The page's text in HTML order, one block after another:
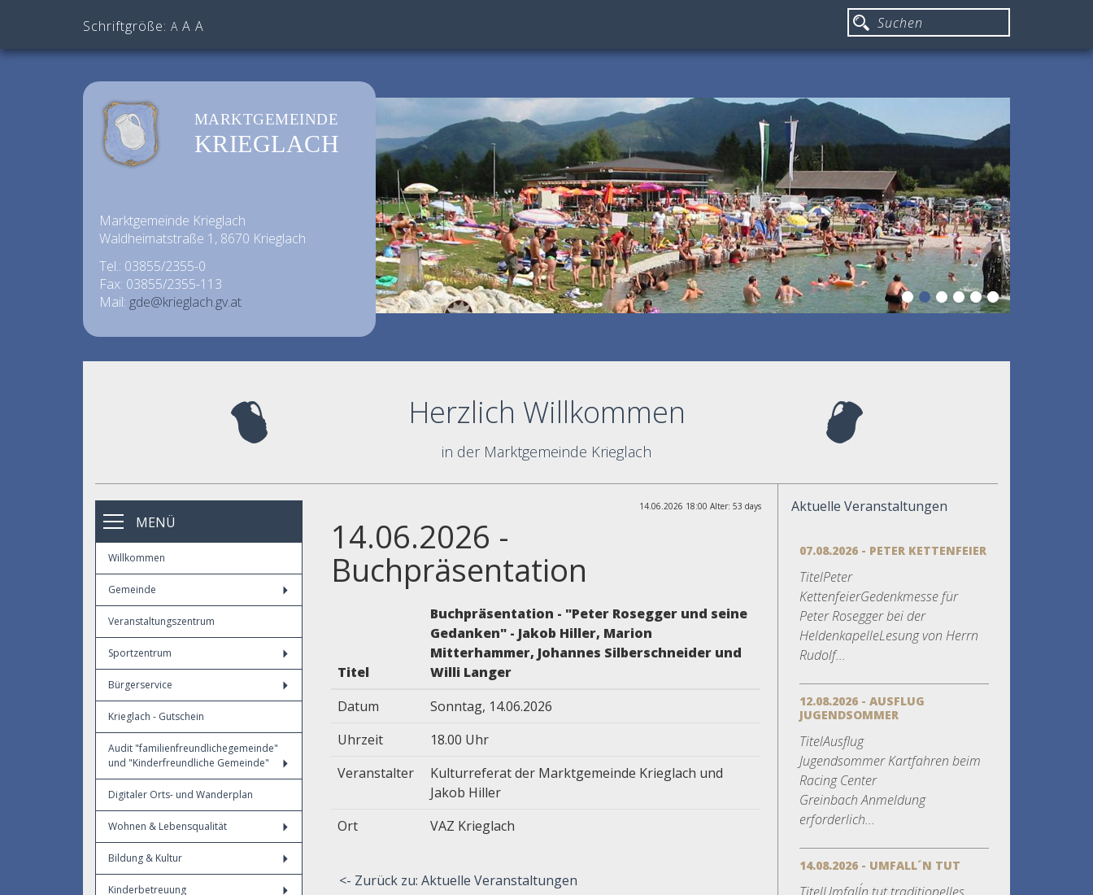
Schriftgröße: A A A
MARKTGEMEINDE
KRIEGLACH
Marktgemeinde Krieglach
Waldheimatstraße 1, 8670 Krieglach
Tel.: 03855/2355-0
Fax: 03855/2355-113
Mail: gde@krieglach.gv.at
Herzlich Willkommen
in der Marktgemeinde Krieglach
MENÜ
Willkommen
Gemeinde
Veranstaltungszentrum
Sportzentrum
Bürgerservice
Krieglach - Gutschein
Audit "familienfreundlichegemeinde"
und "Kinderfreundliche Gemeinde"
Digitaler Orts- und Wanderplan
Wohnen & Lebensqualität
Bildung & Kultur
Kinderbetreuung
14.06.2026 18:00 Alter: 53 days
14.06.2026 -
Buchpräsentation
Titel
Buchpräsentation - "Peter Rosegger und seine
Gedanken" - Jakob Hiller, Marion
Mitterhammer, Johannes Silberschneider und
Willi Langer
Datum
Sonntag, 14.06.2026
Uhrzeit
18.00 Uhr
Veranstalter
Kulturreferat der Marktgemeinde Krieglach und
Jakob Hiller
Ort
VAZ Krieglach
<- Zurück zu: Aktuelle Veranstaltungen
Aktuelle Veranstaltungen
07.08.2026 - PETER KETTENFEIER
TitelPeter
KettenfeierGedenkmesse für
Peter Rosegger bei der
HeldenkapelleLesung von Herrn
Rudolf...
12.08.2026 - AUSFLUG
JUGENDSOMMER
TitelAusflug
Jugendsommer Kartfahren beim
Racing Center
Greinbach Anmeldung
erforderlich...
14.08.2026 - UMFALL´N TUT